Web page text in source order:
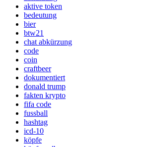
aktive token
bedeutung
bier
btw21
chat abkürzung
code
coin
craftbeer
dokumentiert
donald trump
fakten krypto
fifa code
fussball
hashtag
icd-10
köpfe